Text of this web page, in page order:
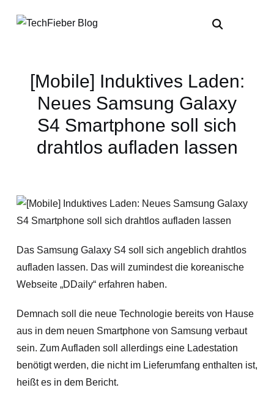
[Mobile] Induktives Laden:
Neues Samsung Galaxy
S4 Smartphone soll sich
drahtlos aufladen lassen
Das Samsung Galaxy S4 soll sich angeblich drahtlos
aufladen lassen. Das will zumindest die koreanische
Webseite „DDaily“ erfahren haben.
Demnach soll die neue Technologie bereits von Hause
aus in dem neuen Smartphone von Samsung verbaut
sein. Zum Aufladen soll allerdings eine Ladestation
benötigt werden, die nicht im Lieferumfang enthalten ist,
heißt es in dem Bericht.